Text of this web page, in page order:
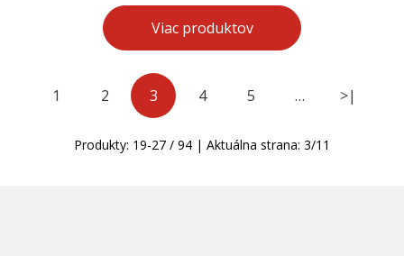
Viac produktov
1 2 3 4 5 … >|
Produkty: 19-27 / 94 | Aktuálna strana: 3/11